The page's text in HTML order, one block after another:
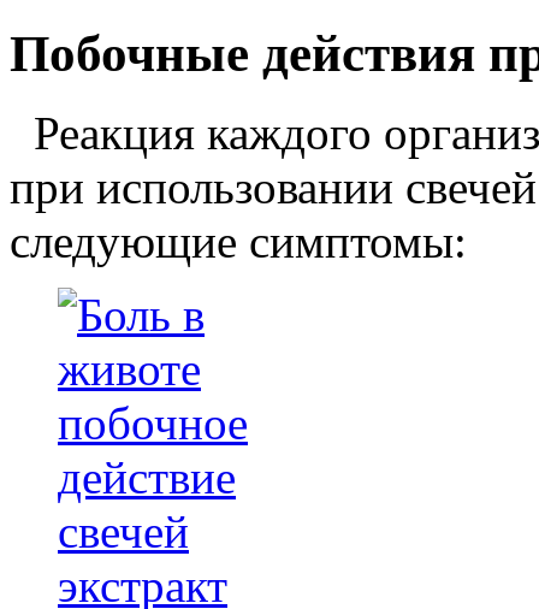
Побочные действия
Реакция каждого
при использовании
следующие симптомы: